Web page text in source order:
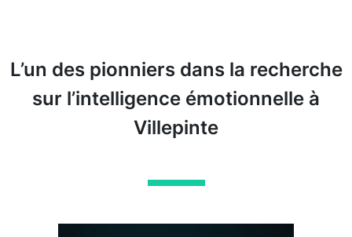
L’un des pionniers dans la recherche
sur l’intelligence émotionnelle à
Villepinte